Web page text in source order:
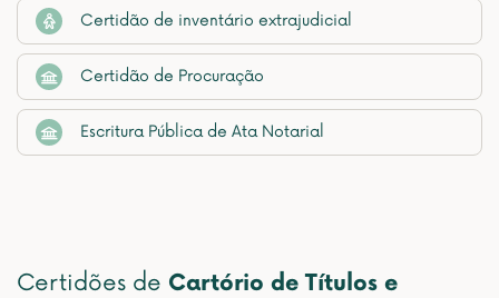
Certidão de inventário extrajudicial
Certidão de Procuração
Escritura Pública de Ata Notarial
Certidões de Cartório de Títulos e